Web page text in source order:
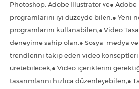
Photoshop, Adobe Illustrator ve● Adobe
programlarını iyi düzeyde bilen,● Yeni
programlarını kullanabilen,● Video
deneyime sahip olan,● Sosyal medya
trendlerini takip eden video konseptleri
üretebilecek,● Video içeriklerini
tasarımlarını hızlıca düzenleyebilen,●